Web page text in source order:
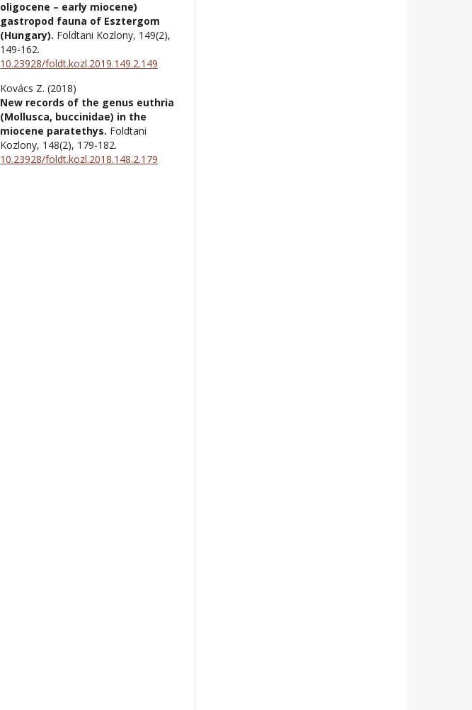
oligocene – early miocene)
gastropod fauna of Esztergom
(Hungary). Foldtani Kozlony, 149(2),
149-162.
10.23928/foldt.kozl.2019.149.2.149
Kovács Z. (2018)
New records of the genus euthria
(Mollusca, buccinidae) in the
miocene paratethys. Foldtani
Kozlony, 148(2), 179-182.
10.23928/foldt.kozl.2018.148.2.179